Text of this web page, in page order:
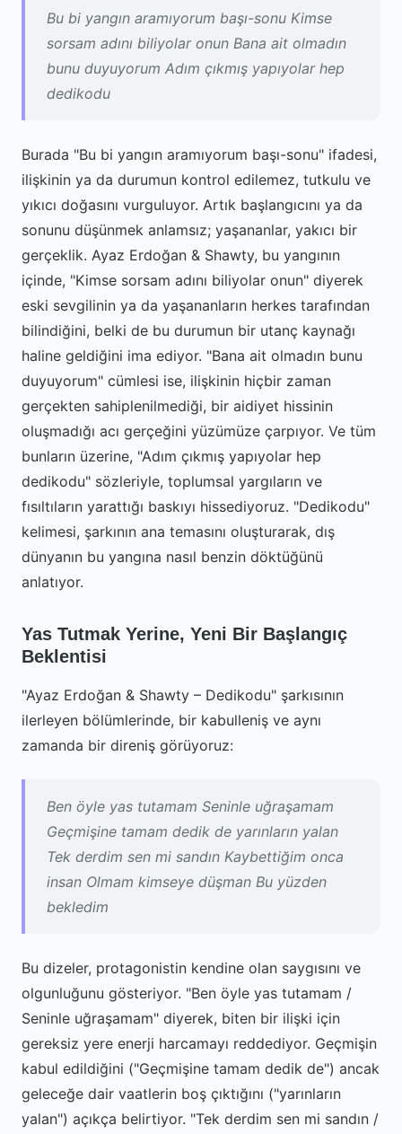
Bu bi yangın aramıyorum başı-sonu Kimse
sorsam adını biliyolar onun Bana ait olmadın
bunu duyuyorum Adım çıkmış yapıyolar hep
dedikodu
Burada "Bu bi yangın aramıyorum başı-sonu" ifadesi,
ilişkinin ya da durumun kontrol edilemez, tutkulu ve
yıkıcı doğasını vurguluyor. Artık başlangıcını ya da
sonunu düşünmek anlamsız; yaşananlar, yakıcı bir
gerçeklik. Ayaz Erdoğan & Shawty, bu yangının
içinde, "Kimse sorsam adını biliyolar onun" diyerek
eski sevgilinin ya da yaşananların herkes tarafından
bilindiğini, belki de bu durumun bir utanç kaynağı
haline geldiğini ima ediyor. "Bana ait olmadın bunu
duyuyorum" cümlesi ise, ilişkinin hiçbir zaman
gerçekten sahiplenilmediği, bir aidiyet hissinin
oluşmadığı acı gerçeğini yüzümüze çarpıyor. Ve tüm
bunların üzerine, "Adım çıkmış yapıyolar hep
dedikodu" sözleriyle, toplumsal yargıların ve
fısıltıların yarattığı baskıyı hissediyoruz. "Dedikodu"
kelimesi, şarkının ana temasını oluşturarak, dış
dünyanın bu yangına nasıl benzin döktüğünü
anlatıyor.
Yas Tutmak Yerine, Yeni Bir Başlangıç
Beklentisi
"Ayaz Erdoğan & Shawty – Dedikodu" şarkısının
ilerleyen bölümlerinde, bir kabulleniş ve aynı
zamanda bir direniş görüyoruz:
Ben öyle yas tutamam Seninle uğraşamam
Geçmişine tamam dedik de yarınların yalan
Tek derdim sen mi sandın Kaybettiğim onca
insan Olmam kimseye düşman Bu yüzden
bekledim
Bu dizeler, protagonistin kendine olan saygısını ve
olgunluğunu gösteriyor. "Ben öyle yas tutamam /
Seninle uğraşamam" diyerek, biten bir ilişki için
gereksiz yere enerji harcamayı reddediyor. Geçmişin
kabul edildiğini ("Geçmişine tamam dedik de") ancak
geleceğe dair vaatlerin boş çıktığını ("yarınların
yalan") açıkça belirtiyor. "Tek derdim sen mi sandın /